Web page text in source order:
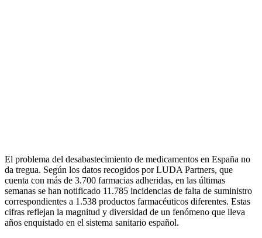
El problema del desabastecimiento de medicamentos en España no
da tregua. Según los datos recogidos por LUDA Partners, que
cuenta con más de 3.700 farmacias adheridas, en las últimas
semanas se han notificado 11.785 incidencias de falta de suministro
correspondientes a 1.538 productos farmacéuticos diferentes. Estas
cifras reflejan la magnitud y diversidad de un fenómeno que lleva
años enquistado en el sistema sanitario español.